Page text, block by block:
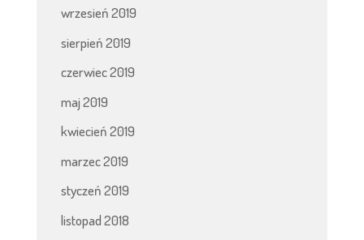
wrzesień 2019
sierpień 2019
czerwiec 2019
maj 2019
kwiecień 2019
marzec 2019
styczeń 2019
listopad 2018